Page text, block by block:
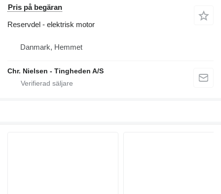
Pris på begäran
Reservdel - elektrisk motor
Danmark, Hemmet
Chr. Nielsen - Tingheden A/S